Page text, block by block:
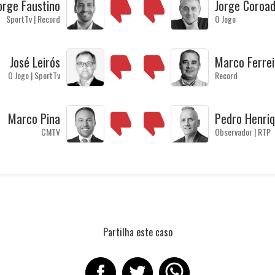
Faustino
SportTv | Record
Jorge
O Jogo
José Leirós
O Jogo | SportTv
Marco
Record
Marco Pina
CMTV
Pedro
Observador | RTP
Partilha este caso